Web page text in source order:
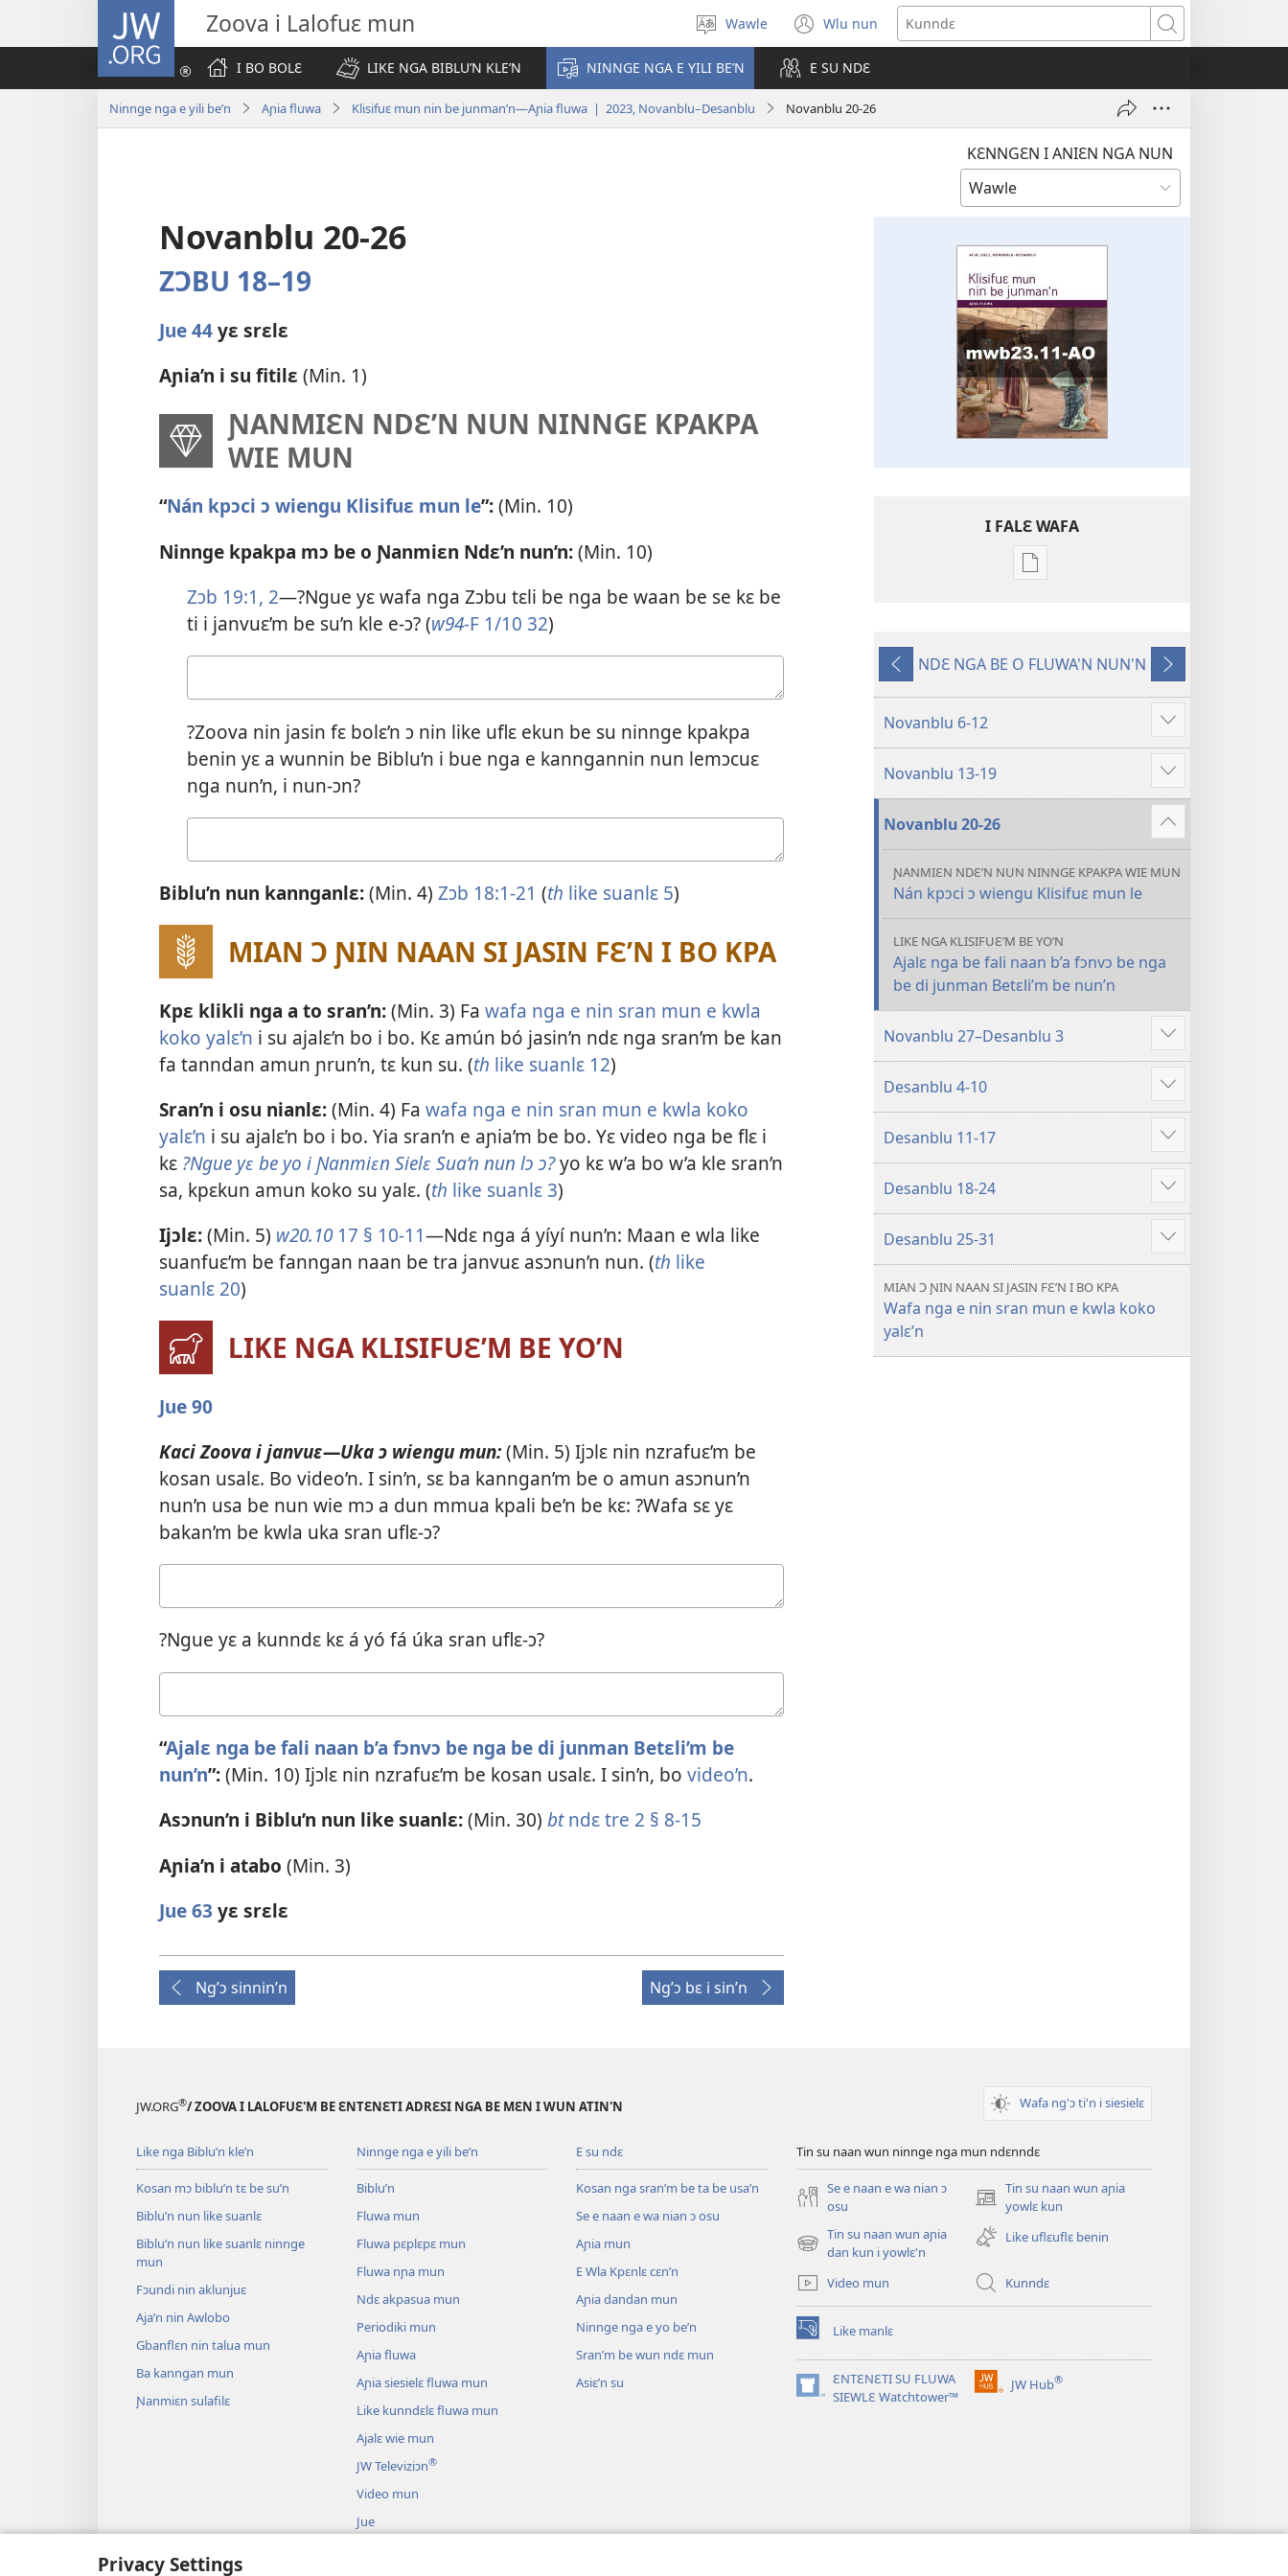
Privacy Settings
JW.ORG Zoova i Lalofuɛ mun
Kle
aniɛn'n
Wawle Wlu nun
(opens
new
window)
Kunndɛ
I BO BOLƐ
LIKE NGA BIBLU’N KLE’N NINNGE NGA E YILI BE’N E SU NDƐ
Ninnge nga e yili be’n Aɲia fluwa Klisifuɛ mun nin be junman’n—Aɲia fluwa | 2023, Novanblu–Desanblu Novanblu 20-26
KƐNNGƐN I ANIƐN NGA NUN
Novanblu 20-26
ZƆBU 18–19
Jue 44yɛ srɛlɛ
Aɲia’n i su fitilɛ (Min. 1)
ƝANMIƐN NDƐ’N NUN NINNGE KPAKPA
WIE MUN
“Nán kpɔci ɔ wiengu Klisifuɛ mun le”:(Min. 10)
Ninnge kpakpa mɔ be o Ɲanmiɛn Ndɛ’n nun’n:(Min. 10)
Zɔb 19:​1, 2—?Ngue yɛ wafa nga Zɔbu tɛli be nga be waan be se kɛ be
ti i janvuɛ’m be su’n kle e-ɔ? (w94-F 1/10 32)
nga
á
tɛ́
su’n
?Zoova nin jasin fɛ bolɛ’n ɔ nin like uflɛ ekun be su ninnge kpakpa
benin yɛ a wunnin be Biblu’n i bue nga e kanngannin nun lemɔcuɛ
nga nun’n, i nun-ɔn?
nga
á
su’n
Biblu’n nun kannganlɛ:(Min. 4) Zɔb 18:​1-21 (th like suanlɛ 5)
MIAN Ɔ ƝIN NAAN SI JASIN FƐ’N I BO KPA
Kpɛ klikli nga a to sran’n:(Min. 3) Fa wafa nga e nin sran mun e kwla
koko yalɛ’n i su ajalɛ’n bo i bo. Kɛ amún bó jasin’n ndɛ nga sran’m be kan
fa tanndan amun ɲrun’n, tɛ kun su. (th like suanlɛ 12)
Sran’n i osu nianlɛ:(Min. 4) Fa wafa nga e nin sran mun e kwla koko
yalɛ’n i su ajalɛ’n bo i bo. Yia sran’n e aɲia’m be bo. Yɛ video nga be flɛ i
kɛ ?Ngue yɛ be yo i Ɲanmiɛn Sielɛ Sua’n nun lɔ ɔ?yo kɛ w’a bo w’a kle sran’n
sa, kpɛkun amun koko su yalɛ. (th like suanlɛ 3)
Ijɔlɛ:(Min. 5) w20.10 17 § 10-11—Ndɛ nga á yíyí nun’n: Maan e wla like
suanfuɛ’m be fanngan naan be tra janvuɛ asɔnun’n nun. (th like
suanlɛ 20)
LIKE NGA KLISIFUƐ’M BE YO’N
Jue 90
Kaci Zoova i janvuɛ—Uka ɔ wiengu mun:(Min. 5) Ijɔlɛ nin nzrafuɛ’m be
kosan usalɛ. Bo video’n. I sin’n, sɛ ba kanngan’m be o amun asɔnun’n
nun’n usa be nun wie mɔ a dun mmua kpali be’n be kɛ: ?Wafa sɛ yɛ
bakan’m be kwla uka sran uflɛ-ɔ?
nga
á
?Ngue yɛ a kunndɛ kɛ á yó fá úka sran uflɛ-ɔ?
nga
á
tɛ́
“Ajalɛ nga be fali naan b’a fɔnvɔ be nga be di junman Betɛli’m be
nun’n”:(Min. 10) Ijɔlɛ nin nzrafuɛ’m be kosan usalɛ. I sin’n, bo video’n.
Asɔnun’n i Biblu’n nun like suanlɛ:(Min. 30) btndɛ tre 2 § 8-15
Aɲia’n i atabo (Min. 3)
Jue 63 yɛ srɛlɛ
Ng’ɔ sinnin’n Ng’ɔ bɛ i sin’n
I FALƐ WAFA
Nga
mannzin
wafa'n
MUN
NIN
BE
JUNMAN’N
—
AƝIA
FLUWA
2023,
Novanblu–
Desanblu
Ng’ɔ
sinnin’n
NDƐ NGA BE O FLUWA'N NUN'N
Ng’ɔ
bɛ
sin’n
Novanblu 6-12
Show
more
Novanblu 13-19
Show
more
Novanblu 20-26
Show
more
ƝANMIƐN NDƐ’N NUN NINNGE KPAKPA WIE MUN
Nán kpɔci ɔ wiengu Klisifuɛ mun le
LIKE NGA KLISIFUƐ’M BE YO’N
Ajalɛ nga be fali naan b’a fɔnvɔ be nga
be di junman Betɛli’m be nun’n
Novanblu 27–Desanblu 3
Show
more
Desanblu 4-10
Show
more
Desanblu 11-17
Show
more
Desanblu 18-24
Show
more
Desanblu 25-31
Show
more
MIAN Ɔ ƝIN NAAN SI JASIN FƐ’N I BO KPA
Wafa nga e nin sran mun e kwla koko
yalɛ’n
JW.ORG®/ ZOOVA I LALOFUƐ'M BE ƐNTƐNƐTI ADRƐSI NGA BE MƐN I WUN ATIN'N Wafa ng'ɔ ti'n i siesielɛ
Like nga Biblu’n kle’n
Kosan mɔ biblu’n tɛ be su’n
Biblu’n nun like suanlɛ
Biblu’n nun like suanlɛ ninnge
mun
Fɔundi nin aklunjuɛ
Aja’n nin Awlobo
Gbanflɛn nin talua mun
Ba kanngan mun
Ɲanmiɛn sulafilɛ
Ninnge nga e yili be’n
Biblu’n
Fluwa mun
Fluwa pɛplɛpɛ mun
Fluwa nɲa mun
Ndɛ akpasua mun
Periodiki mun
Aɲia fluwa
Aɲia siesielɛ fluwa mun
Like kunndɛlɛ fluwa mun
Ajalɛ wie mun
JW Televiziɔn®
Video mun
Jue
E su ndɛ
Kosan nga sran’m be ta be usa’n
Se e naan e wa nian ɔ osu
Aɲia mun
E Wla Kpɛnlɛ cɛn’n
Aɲia dandan mun
Ninnge nga e yo be’n
Sran’m be wun ndɛ mun
Asiɛ’n su
Tin su naan wun ninnge nga mun ndɛnndɛ
Se e naan e wa nian ɔ
osu
Tin su naan wun aɲia
yowlɛ kun
(opens
new
window)
Tin su naan wun aɲia
dan kun i yowlɛ'n
(opens
window)
Like uflɛuflɛ benin
Video mun Kunndɛ
Like manlɛ
(opens
new
window)ƐNTƐNƐTI SU FLUWA
SIEWLƐ Watchtower™
(opens
JW Hub®
(opens